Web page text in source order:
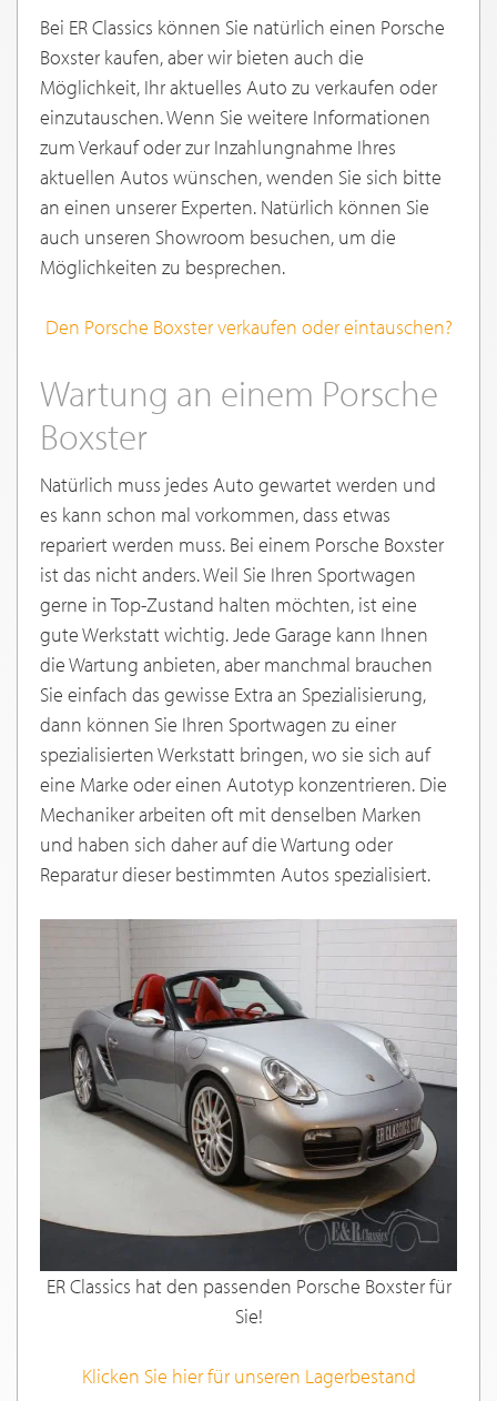
Bei ER Classics können Sie natürlich einen Porsche
Boxster kaufen, aber wir bieten auch die
Möglichkeit, Ihr aktuelles Auto zu verkaufen oder
einzutauschen. Wenn Sie weitere Informationen
zum Verkauf oder zur Inzahlungnahme Ihres
aktuellen Autos wünschen, wenden Sie sich bitte
an einen unserer Experten. Natürlich können Sie
auch unseren Showroom besuchen, um die
Möglichkeiten zu besprechen.
Den Porsche Boxster verkaufen oder eintauschen?
Wartung an einem Porsche
Boxster
Natürlich muss jedes Auto gewartet werden und
es kann schon mal vorkommen, dass etwas
repariert werden muss. Bei einem Porsche Boxster
ist das nicht anders. Weil Sie Ihren Sportwagen
gerne in Top-Zustand halten möchten, ist eine
gute Werkstatt wichtig. Jede Garage kann Ihnen
die Wartung anbieten, aber manchmal brauchen
Sie einfach das gewisse Extra an Spezialisierung,
dann können Sie Ihren Sportwagen zu einer
spezialisierten Werkstatt bringen, wo sie sich auf
eine Marke oder einen Autotyp konzentrieren. Die
Mechaniker arbeiten oft mit denselben Marken
und haben sich daher auf die Wartung oder
Reparatur dieser bestimmten Autos spezialisiert.
ER Classics hat den passenden Porsche Boxster für
Sie!
Klicken Sie hier für unseren Lagerbestand